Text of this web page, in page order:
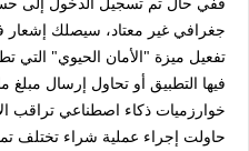
جغرافي غير معتاد، سيصلك إشعار
تفعيل ميزة "الأمان الحيوي"
خوارزميات ذكاء اصطناعي تراقب
حاولت إجراء عملية شراء تختلف